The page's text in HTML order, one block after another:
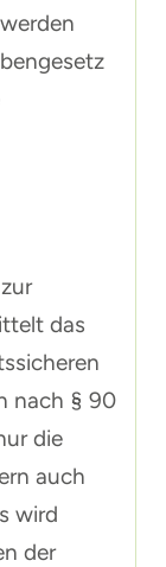
das
nach § 90
die
auch
wird
der